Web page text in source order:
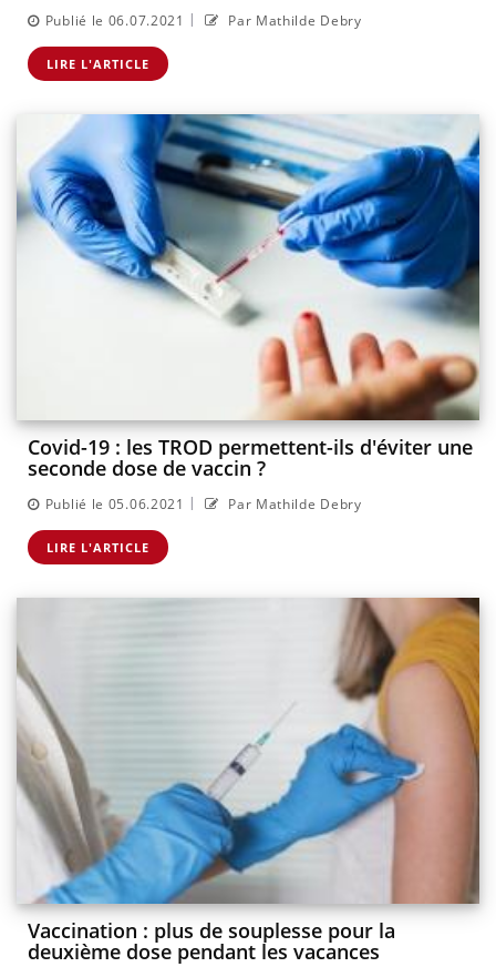
Publié le 06.07.2021 | Par Mathilde Debry
LIRE L'ARTICLE
Covid-19 : les TROD permettent-ils d'éviter une
seconde dose de vaccin ?
Publié le 05.06.2021 | Par Mathilde Debry
LIRE L'ARTICLE
Vaccination : plus de souplesse pour la
deuxième dose pendant les vacances